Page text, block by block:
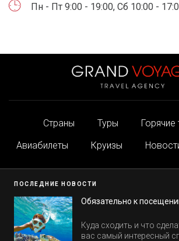
Пн - Пт 9:00 - 19:00, Сб 10:00 -
Страны Туры
Горячие
Авиабилеты
Круизы
ПОСЛЕДНИЕ НОВОСТИ
Обязательно к
Куда сходить и что
вас самый интересный